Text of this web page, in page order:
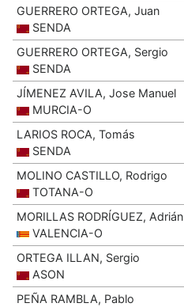
GUERRERO ORTEGA, Juan
SENDA
GUERRERO ORTEGA, Sergio
SENDA
JÍMENEZ AVILA, Jose Manuel
MURCIA-O
LARIOS ROCA, Tomás
SENDA
MOLINO CASTILLO, Rodrigo
TOTANA-O
MORILLAS RODRÍGUEZ, Adrián
VALENCIA-O
ORTEGA ILLAN, Sergio
ASON
PEÑA RAMBLA, Pablo